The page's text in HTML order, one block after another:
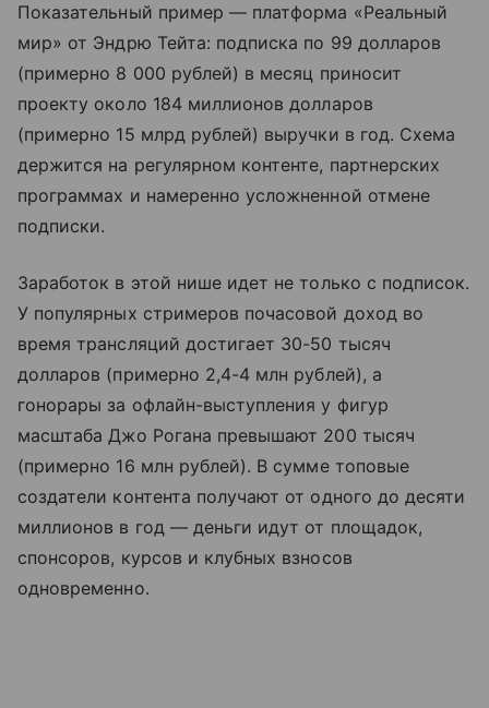
Показательный пример — платформа «Реальный
мир» от Эндрю Тейта: подписка по 99 долларов
(примерно 8 000 рублей) в месяц приносит
проекту около 184 миллионов долларов
(примерно 15 млрд рублей) выручки в год. Схема
держится на регулярном контенте, партнерских
программах и намеренно усложненной отмене
подписки.
Заработок в этой нише идет не только с подписок.
У популярных стримеров почасовой доход во
время трансляций достигает 30-50 тысяч
долларов (примерно 2,4-4 млн рублей), а
гонорары за офлайн-выступления у фигур
масштаба Джо Рогана превышают 200 тысяч
(примерно 16 млн рублей). В сумме топовые
создатели контента получают от одного до десяти
миллионов в год — деньги идут от площадок,
спонсоров, курсов и клубных взносов
одновременно.